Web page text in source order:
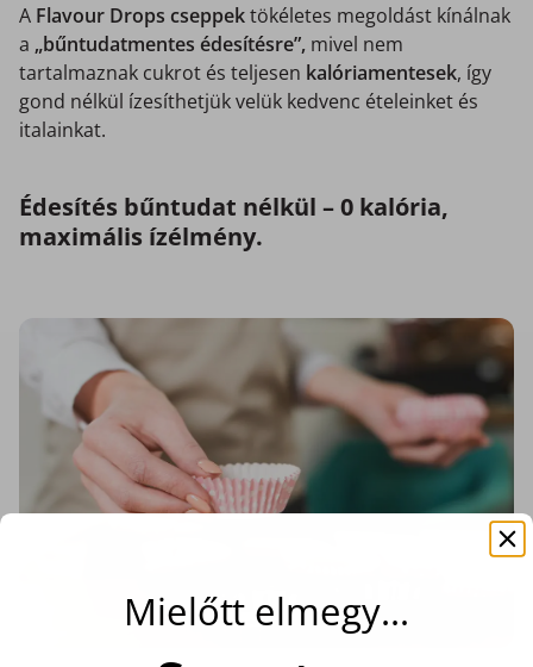
A Flavour Drops cseppektökéletes megoldást kínálnak
a „bűntudatmentes édesítésre”, mivel nem
tartalmaznak cukrot és teljesen kalóriamentesek, így
gond nélkül ízesíthetjük velük kedvenc ételeinket és
italainkat.
Édesítés bűntudat nélkül – 0 kalória,
maximális ízélmény.
Mielőtt elmegy…